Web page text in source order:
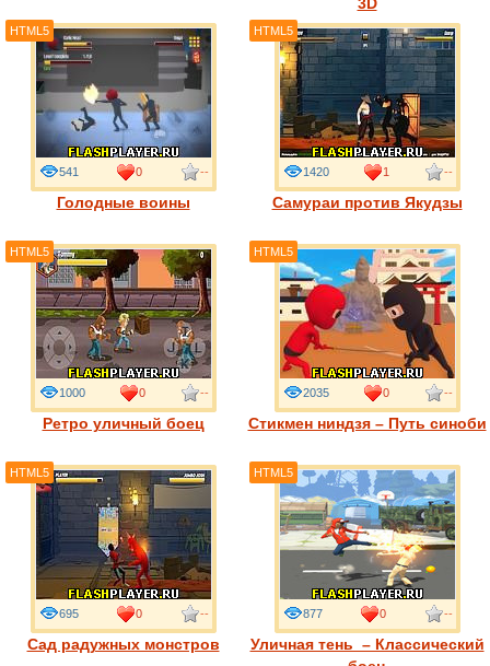
Голодные воины
541 0 --
HTML5
Самураи против Якудзы
1420 1 --
HTML5
Ретро уличный боец
1000 0 --
HTML5
Стикмен ниндзя – Путь синоби
2035 0 --
HTML5
Сад радужных монстров
695 0 --
HTML5
Уличная тень – Классический
877 0 --
HTML5